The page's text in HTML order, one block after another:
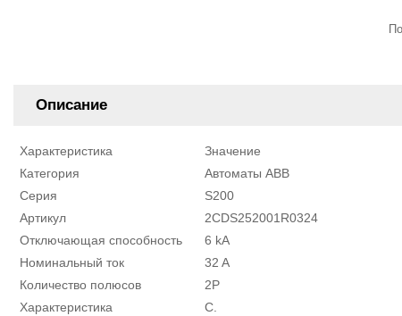
Описание
Характеристика
Значение
Категория
Автоматы ABB
Серия
S200
Артикул
2CDS252001R0324
Отключающая способность
6 kA
Номинальный ток
32 A
Количество полюсов
2P
Характеристика
C.